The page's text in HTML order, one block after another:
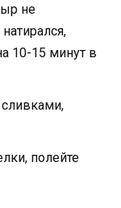
не
10-15 минут в
полейте